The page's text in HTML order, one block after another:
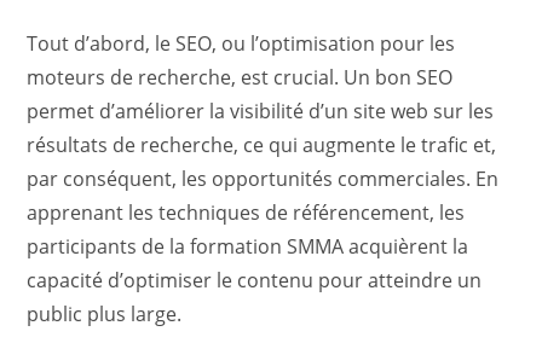
Tout d’abord, le SEO, ou l’optimisation pour les
moteurs de recherche, est crucial. Un bon SEO
permet d’améliorer la visibilité d’un site web sur les
résultats de recherche, ce qui augmente le trafic et,
par conséquent, les opportunités commerciales. En
apprenant les techniques de référencement, les
participants de la formation SMMA acquièrent la
capacité d’optimiser le contenu pour atteindre un
public plus large.